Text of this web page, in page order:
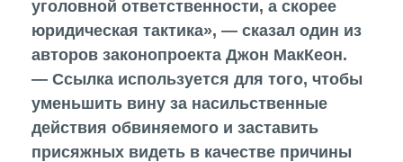
уголовной ответственности, а скорее
юридическая тактика», — сказал один из
авторов законопроекта Джон МакКеон.
— Ссылка используется для того, чтобы
уменьшить вину за насильственные
действия обвиняемого и заставить
присяжных видеть в качестве причины